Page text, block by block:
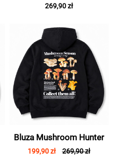
269,90 zł
Bluza Mushroom Hunter
199,90 zł 269,90 zł